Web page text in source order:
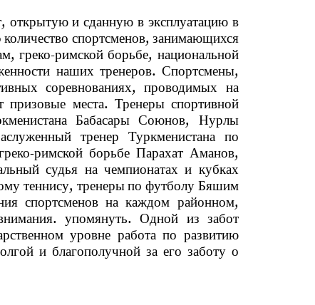
и сданную в эксплуатацию в
количество спортсменов, занимающихся
греко-римской борьбе, национальной
наших тренеров. Спортсмены,
соревнованиях, проводимых на
места. Тренеры спортивной
Бабасары Союнов, Нурлы
тренер Туркменистана по
римской борьбе Парахат Аманов,
судья на чемпионатах и кубках
теннису, тренеры по футболу Бяшим
спортсменов на каждом районном,
упомянуть. Одной из забот
уровне работа по развитию
и благополучной за его заботу о